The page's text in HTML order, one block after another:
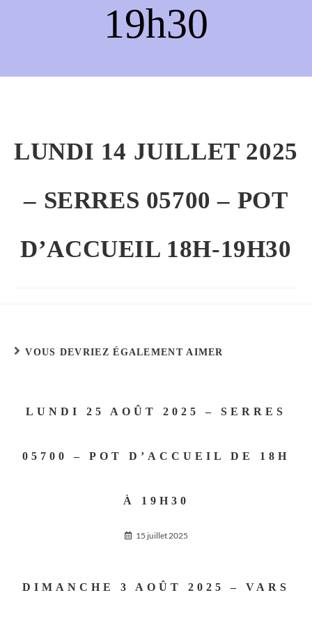
19h30
LUNDI 14 JUILLET 2025
– SERRES 05700 – POT
D’ACCUEIL 18H-19H30
VOUS DEVRIEZ ÉGALEMENT AIMER
LUNDI 25 AOÛT 2025 – SERRES
05700 – POT D’ACCUEIL DE 18H
À 19H30
15 juillet 2025
DIMANCHE 3 AOÛT 2025 – VARS